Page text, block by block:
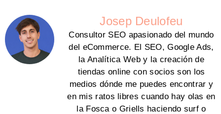
Josep Deulofeu
Consultor SEO apasionado del mundo
del eCommerce. El SEO, Google Ads,
la Analítica Web y la creación de
tiendas online con socios son los
medios dónde me puedes encontrar y
en mis ratos libres cuando hay olas en
la Fosca o Griells haciendo surf o